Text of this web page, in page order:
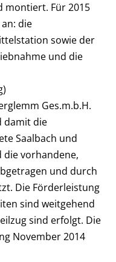
montiert. Für 2015
die
sowie der
und die
Ges.m.b.H.
damit die
Saalbach und
die vorhandene,
und durch
Die Förderleistung
sind weitgehend
sind erfolgt. Die
November 2014